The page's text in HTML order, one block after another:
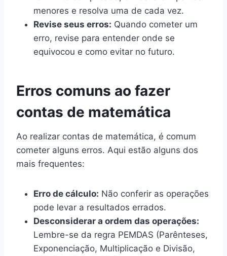
menores e resolva uma de cada vez.
Revise seus erros: Quando cometer um
erro, revise para entender onde se
equivocou e como evitar no futuro.
Erros comuns ao fazer
contas de matemática
Ao realizar contas de matemática, é comum
cometer alguns erros. Aqui estão alguns dos
mais frequentes:
Erro de cálculo: Não conferir as operações
pode levar a resultados errados.
Desconsiderar a ordem das operações:
Lembre-se da regra PEMDAS (Parênteses,
Exponenciação, Multiplicação e Divisão,